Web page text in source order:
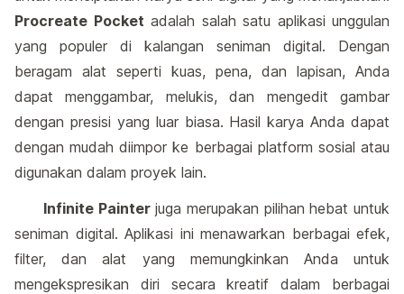
Procreate Pocket adalah salah satu aplikasi unggulan
yang populer di kalangan seniman digital. Dengan
beragam alat seperti kuas, pena, dan lapisan, Anda
dapat menggambar, melukis, dan mengedit gambar
dengan presisi yang luar biasa. Hasil karya Anda dapat
dengan mudah diimpor ke berbagai platform sosial atau
digunakan dalam proyek lain.
Infinite Painterjuga merupakan pilihan hebat untuk
seniman digital. Aplikasi ini menawarkan berbagai efek,
filter, dan alat yang memungkinkan Anda untuk
mengekspresikan diri secara kreatif dalam berbagai